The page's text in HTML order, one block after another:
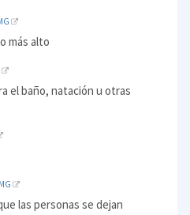
más alto
el baño, natación u otras
las personas se dejan